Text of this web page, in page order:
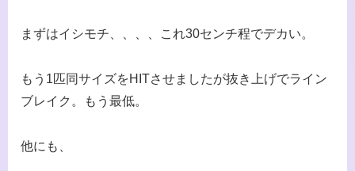
まずはイシモチ、、、、これ30センチ程でデカい。
もう1匹同サイズをHITさせましたが抜き上げでライン
ブレイク。もう最低。
他にも、